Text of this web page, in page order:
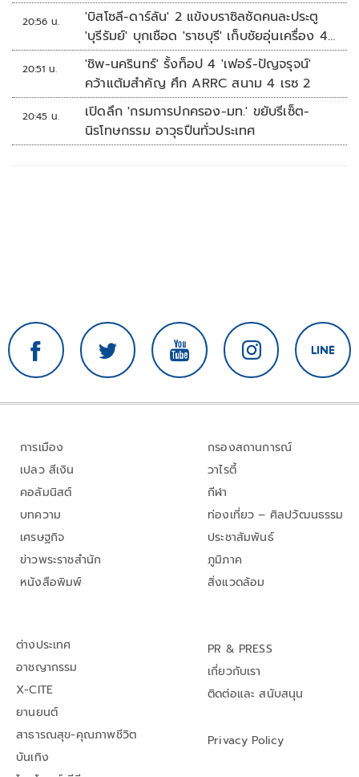
20:56 น.
'บิสโซลี-ดาร์ลัน' 2 แข้งบราซิลซัดคนละประตู
'บุรีรัมย์' บุกเชือด 'ราชบุรี' เก็บชัยอุ่นเครื่อง 4
นัดรวด
20:51 น.
'ชิพ-นครินทร์' รั้งท็อป 4 'เฟอร์-ปัญจรุจน์'
คว้าแต้มสำคัญ ศึก ARRC สนาม 4 เรซ 2
20:45 น.
เปิดลึก 'กรมการปกครอง-มท.' ขยับรีเซ็ต-
นิรโทษกรรม อาวุธปืนทั่วประเทศ
การเมือง
เปลว สีเงิน
คอลัมนิสต์
บทความ
เศรษฐกิจ
ข่าวพระราชสำนัก
หนังสือพิมพ์
กรองสถานการณ์
วาไรตี้
กีฬา
ท่องเที่ยว – ศิลปวัฒนธรรม
ประชาสัมพันธ์
ภูมิภาค
สิ่งแวดล้อม
ต่างประเทศ
อาชญากรรม
X-CITE
ยานยนต์
สาธารณสุข-คุณภาพชีวิต
บันเทิง
PR & PRESS
เกี่ยวกับเรา
ติดต่อและ สนับสนุน
Privacy Policy